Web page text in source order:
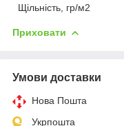
Щільність, гр/м2
Приховати
Умови доставки
Нова Пошта
Укрпошта